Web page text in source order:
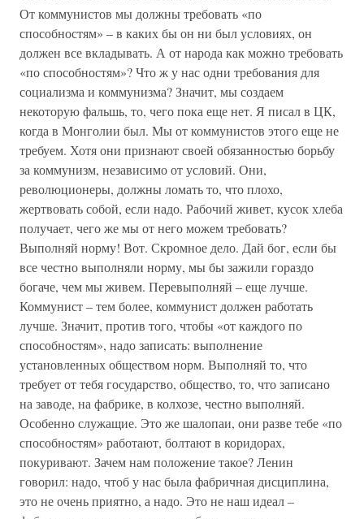
От коммунистов мы должны требовать «по
способностям» – в каких бы он ни был условиях, он
должен все вкладывать. А от народа как можно требовать
«по способностям»? Что ж у нас одни требования для
социализма и коммунизма? Значит, мы создаем
некоторую фальшь, то, чего пока еще нет. Я писал в ЦК,
когда в Монголии был. Мы от коммунистов этого еще не
требуем. Хотя они признают своей обязанностью борьбу
за коммунизм, независимо от условий. Они,
революционеры, должны ломать то, что плохо,
жертвовать собой, если надо. Рабочий живет, кусок хлеба
получает, чего же мы от него можем требовать?
Выполняй норму! Вот. Скромное дело. Дай бог, если бы
все честно выполняли норму, мы бы зажили гораздо
богаче, чем мы живем. Перевыполняй – еще лучше.
Коммунист – тем более, коммунист должен работать
лучше. Значит, против того, чтобы «от каждого по
способностям», надо записать: выполнение
установленных обществом норм. Выполняй то, что
требует от тебя государство, общество, то, что записано
на заводе, на фабрике, в колхозе, честно выполняй.
Особенно служащие. Это же шалопаи, они разве тебе «по
способностям» работают, болтают в коридорах,
покуривают. Зачем нам положение такое? Ленин
говорил: надо, чтоб у нас была фабричная дисциплина,
это не очень приятно, а надо. Это не наш идеал –